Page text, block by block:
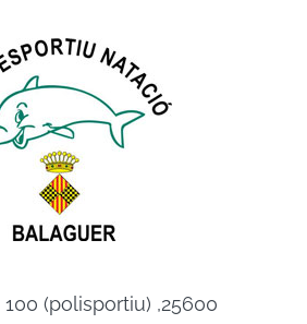
(polisportiu) ,25600